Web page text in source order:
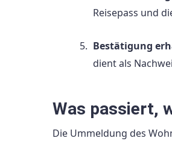
Reisepass und
Bestätigung
dient als
Was passiert,
Die Ummeldung des